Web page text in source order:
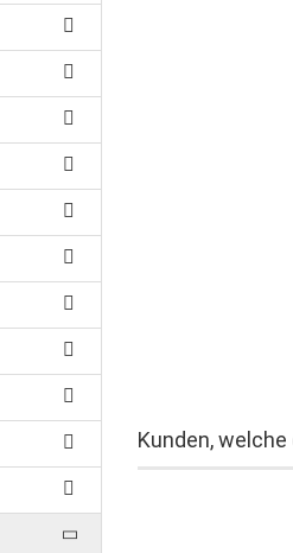
Kunden,